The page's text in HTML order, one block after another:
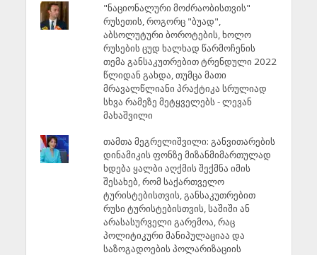
"ნაციონალური მოძრაობისთვის"
რუსეთის, როგორც "ბუად",
აბსოლუტური ბოროტების, ხოლო
რუსების ცუდ ხალხად წარმოჩენის
თემა განსაკუთრებით ტრენდული 2022
წლიდან გახდა, თუმცა მათი
მრავალწლიანი პრაქტიკა სრულიად
სხვა რამეზე მეტყველებს - ლევან
მახაშვილი
თამთა მეგრელიშვილი: განვითარების
დინამიკის ფონზე მიზანმიმართულად
ხდება ყალბი აღქმის შექმნა იმის
შესახებ, რომ საქართველო
ტურისტებისთვის, განსაკუთრებით
რუსი ტურისტებისთვის, საშიში ან
არასასურველი გარემოა, რაც
პოლიტიკური მანიპულაციაა და
საზოგადოების პოლარიზაციის